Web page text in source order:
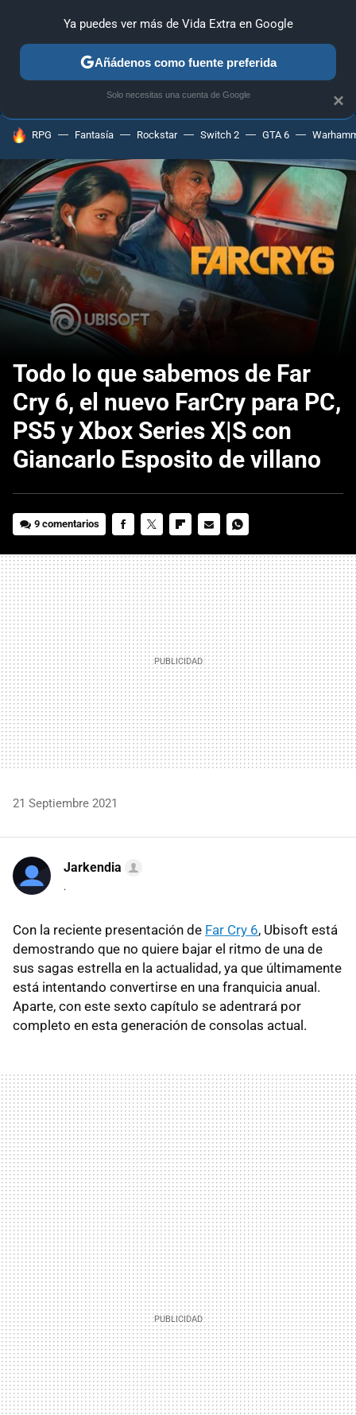
ANÁLISIS GUÍAS Y TRUCOS PC SONY NINTENDO
HOY SE HABLA DE
RPG Fantasía Rockstar Switch 2 GTA 6
Todo lo que sabemos de Far
Cry 6, el nuevo FarCry para PC,
PS5 y Xbox Series X|S con
Giancarlo Esposito de villano
9 comentarios
MAIL
21 Septiembre 2021
Jarkendia
.
Con la reciente presentación de Far Cry 6, Ubisoft está
demostrando que no quiere bajar el ritmo de una de
sus sagas estrella en la actualidad, ya que últimamente
está intentando convertirse en una franquicia anual.
Aparte, con este sexto capítulo se adentrará por
completo en esta generación de consolas actual.
×
Ya puedes ver más de Vida Extra en Google
Añádenos como fuente preferida
Solo necesitas una cuenta de Google